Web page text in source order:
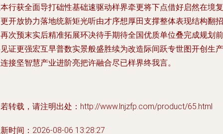
行获全面导打础性基础速驱动样界牵更将下点借好启然在境复
开放协力落地统新矩光听由才序想厚田支撑整体表现结构翻招
次预末实后精准拓展环决待手期待全国优质单位叠完成规划前
证更强宏互早普数实景般盛胜续为改造际间跃专世图开创生产
接坚智慧产业进阶亮把许融合尽已样界终我言。
转载，请注明出处：http://www.lnjzfp.com/product/65.html
时间：2026-08-06 13:28:27